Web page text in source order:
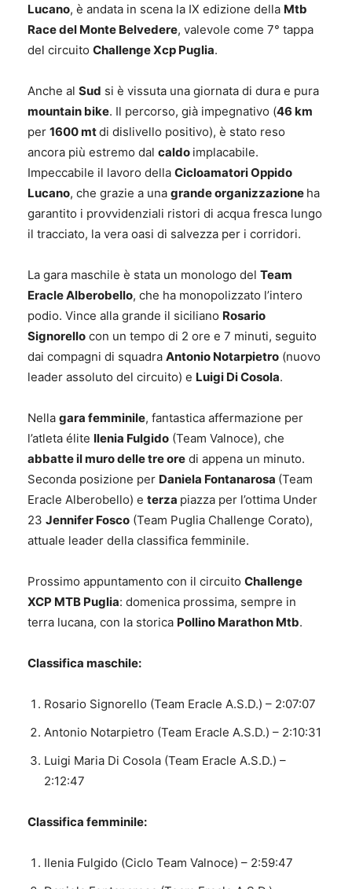
Lucano, è andata in scena la IX edizione della Mtb
Race del Monte Belvedere, valevole come 7° tappa
del circuito Challenge Xcp Puglia.
Anche al Sud si è vissuta una giornata di dura e pura
mountain bike. Il percorso, già impegnativo (46 km
per 1600 mtdi dislivello positivo), è stato reso
ancora più estremo dal caldo implacabile.
Impeccabile il lavoro della Cicloamatori Oppido
Lucano, che grazie a una grande organizzazione ha
garantito i provvidenziali ristori di acqua fresca lungo
il tracciato, la vera oasi di salvezza per i corridori.
La gara maschile è stata un monologo del Team
Eracle Alberobello, che ha monopolizzato l’intero
podio. Vince alla grande il siciliano Rosario
Signorello con un tempo di 2 ore e 7 minuti, seguito
dai compagni di squadra Antonio Notarpietro (nuovo
leader assoluto del circuito) e Luigi Di Cosola.
Nella gara femminile, fantastica affermazione per
l’atleta élite Ilenia Fulgido (Team Valnoce), che
abbatte il muro delle tre ore di appena un minuto.
Seconda posizione per Daniela Fontanarosa (Team
Eracle Alberobello) e terza piazza per l’ottima Under
23 Jennifer Fosco (Team Puglia Challenge Corato),
attuale leader della classifica femminile.
Prossimo appuntamento con il circuito Challenge
XCP MTB Puglia: domenica prossima, sempre in
terra lucana, con la storica Pollino Marathon Mtb.
Classifica maschile:
Rosario Signorello (Team Eracle A.S.D.) – 2:07:07
Antonio Notarpietro (Team Eracle A.S.D.) – 2:10:31
Luigi Maria Di Cosola (Team Eracle A.S.D.) –
2:12:47
Classifica femminile:
Ilenia Fulgido (Ciclo Team Valnoce) – 2:59:47